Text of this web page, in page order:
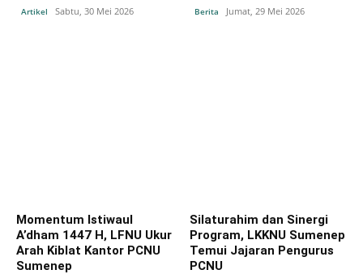
Artikel Sabtu, 30 Mei 2026 Berita Jumat, 29 Mei 2026
Momentum Istiwaul
A’dham 1447 H, LFNU Ukur
Arah Kiblat Kantor PCNU
Sumenep
Silaturahim dan Sinergi
Program, LKKNU Sumenep
Temui Jajaran Pengurus
PCNU